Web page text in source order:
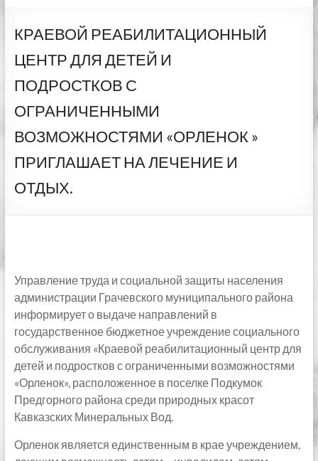
КРАЕВОЙ РЕАБИЛИТАЦИОННЫЙ
ЦЕНТР ДЛЯ ДЕТЕЙ И
ПОДРОСТКОВ С
ОГРАНИЧЕННЫМИ
ВОЗМОЖНОСТЯМИ «ОРЛЕНОК »
ПРИГЛАШАЕТ НА ЛЕЧЕНИЕ И
ОТДЫХ.
Управление труда и социальной защиты населения
администрации Грачевского муниципального района
информирует о выдаче направлений в
государственное бюджетное учреждение социального
обслуживания «Краевой реабилитационный центр для
детей и подростков с ограниченными возможностями
«Орленок», расположенное в поселке Подкумок
Предгорного района среди природных красот
Кавказских Минеральных Вод.
Орленок является единственным в крае учреждением,